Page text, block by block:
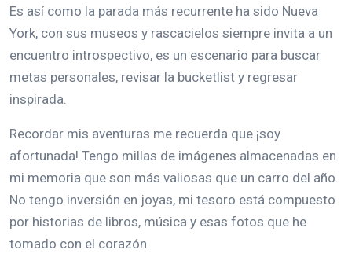
Es así como la parada más recurrente ha sido Nueva
York, con sus museos y rascacielos siempre invita a un
encuentro introspectivo, es un escenario para buscar
metas personales, revisar la bucketlist y regresar
inspirada.
Recordar mis aventuras me recuerda que ¡soy
afortunada! Tengo millas de imágenes almacenadas en
mi memoria que son más valiosas que un carro del año.
No tengo inversión en joyas, mi tesoro está compuesto
por historias de libros, música y esas fotos que he
tomado con el corazón.